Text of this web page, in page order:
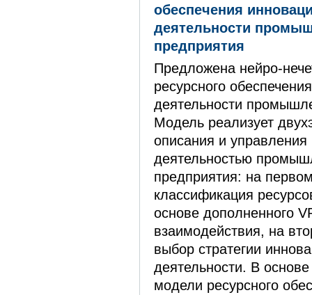
обеспечения
деятельности
предприятия
Предложена нейро-
ресурсного
деятельности
Модель реализует
описания и
деятельностью
предприятия: на
классификация
основе дополненного
взаимодействия, на
выбор стратегии
деятельности. В
модели ресурсного